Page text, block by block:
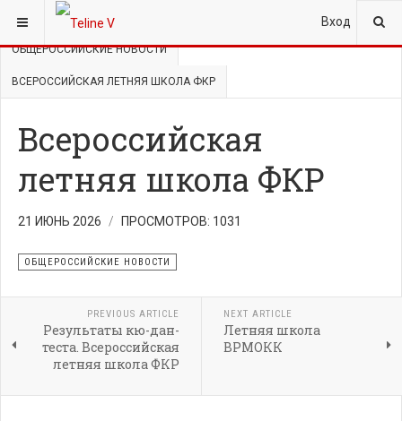
Вход
ВЫ ЗДЕСЬ: ГЛАВНАЯ
ОБЩЕРОССИЙСКИЕ НОВОСТИ
ВСЕРОССИЙСКАЯ ЛЕТНЯЯ ШКОЛА ФКР
Всероссийская
летняя школа ФКР
21 ИЮНЬ 2026 ПРОСМОТРОВ: 1031
ОБЩЕРОССИЙСКИЕ НОВОСТИ
PREVIOUS ARTICLE
Результаты кю-дан-
теста. Всероссийская
летняя школа ФКР
NEXT ARTICLE
Летняя школа
ВРМОКК